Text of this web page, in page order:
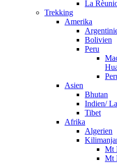
La
Trekking
Amerika
Bolivien
Peru
Asien
Bhutan
Indien/
Tibet
Afrika
Algerien
Mt
Mt